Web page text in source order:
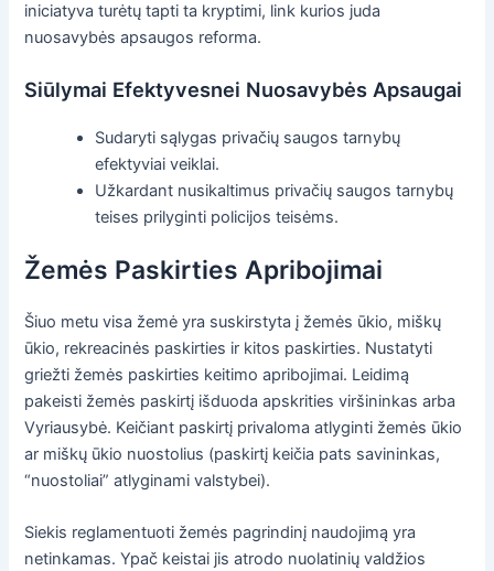
iniciatyva turėtų tapti ta kryptimi, link kurios juda
nuosavybės apsaugos reforma.
Siūlymai Efektyvesnei Nuosavybės Apsaugai
Sudaryti sąlygas privačių saugos tarnybų
efektyviai veiklai.
Užkardant nusikaltimus privačių saugos tarnybų
teises prilyginti policijos teisėms.
Žemės Paskirties Apribojimai
Šiuo metu visa žemė yra suskirstyta į žemės ūkio, miškų
ūkio, rekreacinės paskirties ir kitos paskirties. Nustatyti
griežti žemės paskirties keitimo apribojimai. Leidimą
pakeisti žemės paskirtį išduoda apskrities viršininkas arba
Vyriausybė. Keičiant paskirtį privaloma atlyginti žemės ūkio
ar miškų ūkio nuostolius (paskirtį keičia pats savininkas,
“nuostoliai” atlyginami valstybei).
Siekis reglamentuoti žemės pagrindinį naudojimą yra
netinkamas. Ypač keistai jis atrodo nuolatinių valdžios